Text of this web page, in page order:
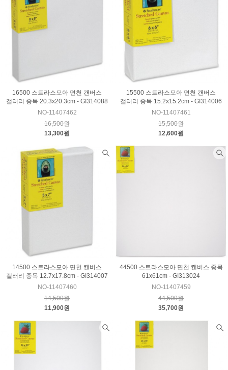
16500 스트라스모아 면천 캔버스
갤러리 중목 20.3x20.3cm - GI314088
NO-11407462
16,500원
13,300원
15500 스트라스모아 면천 캔버스
갤러리 중목 15.2x15.2cm - GI314006
NO-11407461
15,500원
12,600원
14500 스트라스모아 면천 캔버스
갤러리 중목 12.7x17.8cm - GI314007
NO-11407460
14,500원
11,900원
44500 스트라스모아 면천 캔버스 중목
61x61cm - GI313024
NO-11407459
44,500원
35,700원